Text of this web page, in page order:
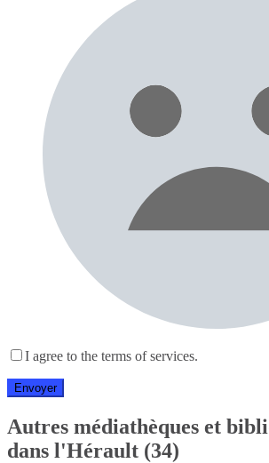
I agree to the terms of services.
Autres médiathèques et
dans l'Hérault (34)